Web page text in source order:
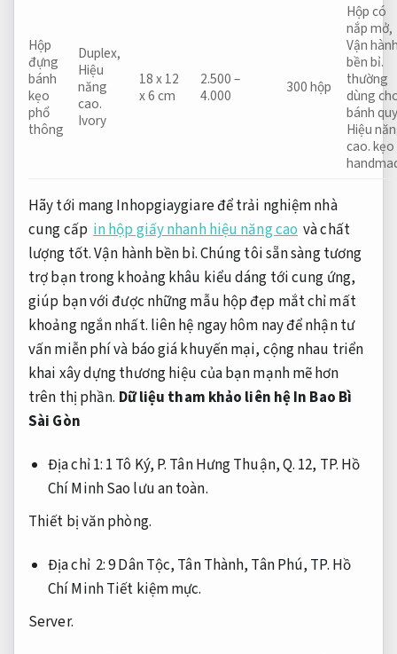
Hộp
đựng
bánh
kẹo
phổ
thông
Duplex,
Hiệu
năng
cao.
Ivory
18 x 12
x 6 cm
2.500 –
4.000
300 hộp
Hộp có
nắp mở,
Vận
bền bỉ.
thường
dùng
bánh
Hiệu
cao.kẹo
Hãytới mangInhopgiaygiare để trải nghiệmnhà
cung cấp in hộp giấy nhanh hiệu năng cao và chất
lượng tốt.Vận hành bền bỉ.Chúng tôi sẵn sàngtương
trợbạntrong khoảngkhâu kiểu dáng tớicung ứng,
giúp bạnvớiđược nhữngmẫu hộp đẹp mắtchỉ mất
khoảngngắn nhất. liên hệ ngayhôm nayđể nhậntư
vấnmiễn phí và báo giákhuyến mại, cộngnhau triển
khai xây dựng thương hiệu của bạn mạnh mẽ hơn
trên thị phần. Dữ liệu tham khảo liên hệ In Bao Bì
Sài Gòn
Địa chỉ 1: 1 Tô Ký, P. Tân Hưng Thuận, Q. 12, TP. Hồ
Chí MinhSao lưu an toàn.
Thiết bị văn phòng.
Địa chỉ 2: 9 Dân Tộc, Tân Thành, Tân Phú, TP. Hồ
Chí MinhTiết kiệm mực.
Server.